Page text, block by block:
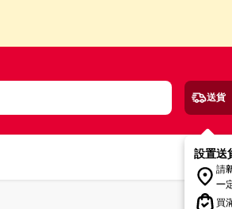
送貨
設置送
請
一
買